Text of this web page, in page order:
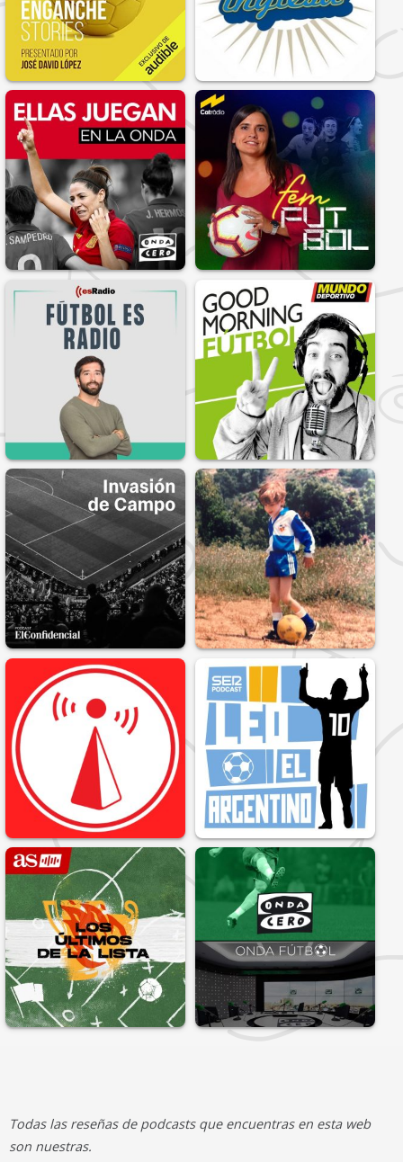
Todas las reseñas de podcasts que encuentras en esta web
son nuestras.